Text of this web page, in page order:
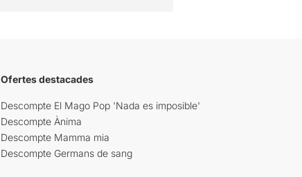
Ofertes destacades
Descompte El Mago Pop 'Nada es imposible'
Descompte Ànima
Descompte Mamma mia
Descompte Germans de sang